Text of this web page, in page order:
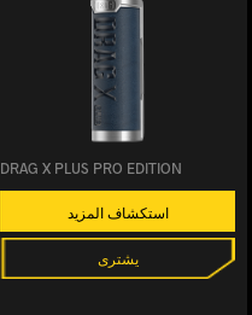
DRAG X PLUS PRO EDITION
استكشاف المزيد
يشترى